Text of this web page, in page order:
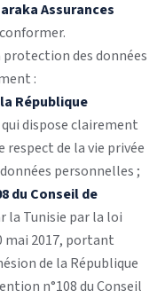
Assurances
des données
:
République
qui dispose clairement
de la vie privée
personnelles ;
du Conseil de
la Tunisie par la loi
mai 2017, portant
de la République
n°108 du Conseil